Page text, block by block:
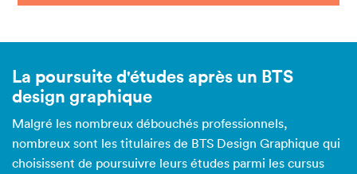
La poursuite d'études après un BTS
design graphique
Malgré les nombreux débouchés professionnels,
nombreux sont les titulaires de BTS Design Graphique qui
choisissent de poursuivre leurs études parmi les cursus